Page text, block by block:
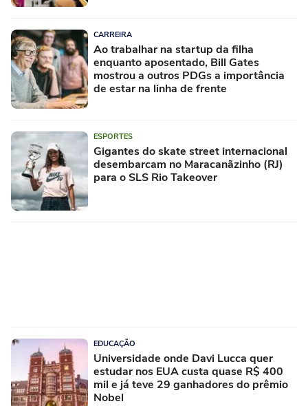
CARREIRA
Ao trabalhar na startup da filha
enquanto aposentado, Bill Gates
mostrou a outros PDGs a importância
de estar na linha de frente
ESPORTES
Gigantes do skate street internacional
desembarcam no Maracanãzinho (RJ)
para o SLS Rio Takeover
EDUCAÇÃO
Universidade onde Davi Lucca quer
estudar nos EUA custa quase R$ 400
mil e já teve 29 ganhadores do prêmio
Nobel